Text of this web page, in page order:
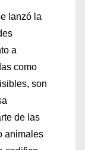
lanzó la
a
como
son
de las
animales